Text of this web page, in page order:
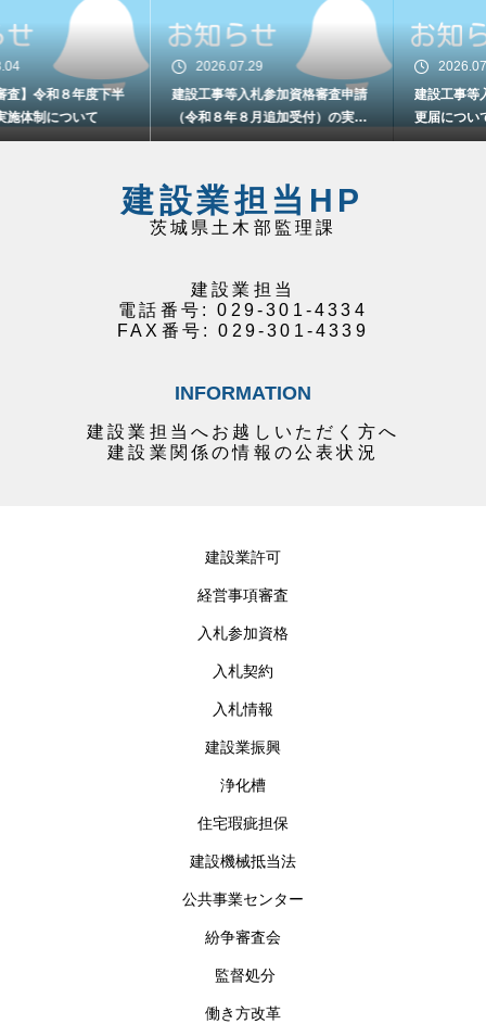
半
2026.07.29
建設工事等入札参加資格審査申請
（令和８年８月追加受付）の実施
について
2026.07.29
建設工事等入札参加資格に係
更届について
建設業担当HP
茨城県土木部監理課
建設業担当
電話番号: 029-301-4334
FAX番号: 029-301-4339
INFORMATION
建設業担当へお越しいただく方へ
建設業関係の情報の公表状況
建設業許可
経営事項審査
入札参加資格
入札契約
入札情報
建設業振興
浄化槽
住宅瑕疵担保
建設機械抵当法
公共事業センター
紛争審査会
監督処分
働き方改革